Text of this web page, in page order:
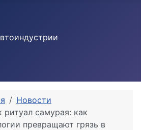
Новости
самурая: как
превращают грязь в